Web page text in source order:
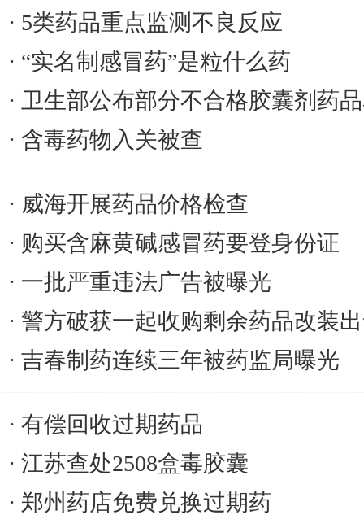
5类药品重点监测不良反应
“实名制感冒药”是粒什么药
卫生部公布部分不合格胶囊剂药
含毒药物入关被查
威海开展药品价格检查
购买含麻黄碱感冒药要登身份证
一批严重违法广告被曝光
警方破获一起收购剩余药品改装
吉春制药连续三年被药监局曝光
有偿回收过期药品
江苏查处2508盒毒胶囊
郑州药店免费兑换过期药